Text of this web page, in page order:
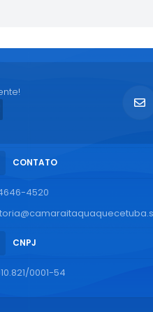
CONTATO
4520
CNPJ
0001-54